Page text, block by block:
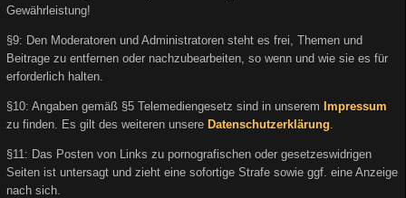
Gewährleistung!
§9: Den Moderatoren und Administratoren steht es frei, Themen und
Beitrage zu entfernen oder nachzubearbeiten, so wenn und wie sie es für
erforderlich halten.
§10: Angaben gemäß §5 Telemediengesetz sind in unserem Impressum
zu finden. Es gilt des weiteren unsere Datenschutzerklärung
§11: Das Posten von Links zu pornografischen oder gesetzeswidrigen
Seiten ist untersagt und zieht eine sofortige Strafe sowie ggf. eine Anzeige
nach sich.